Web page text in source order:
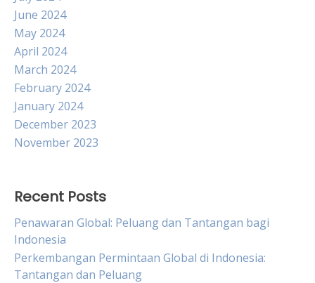
June 2024
May 2024
April 2024
March 2024
February 2024
January 2024
December 2023
November 2023
Recent Posts
Penawaran Global: Peluang dan Tantangan bagi
Indonesia
Perkembangan Permintaan Global di Indonesia:
Tantangan dan Peluang